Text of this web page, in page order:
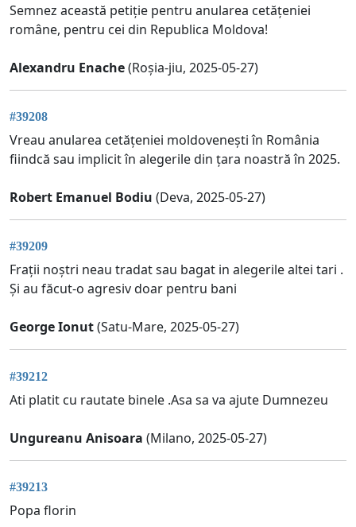
Semnez această petiție pentru anularea cetățeniei
române, pentru cei din Republica Moldova!
Alexandru Enache(Roșia-jiu, 2025-05-27)
#39208
Vreau anularea cetățeniei moldovenești în România
fiindcă sau implicit în alegerile din țara noastră în 2025.
Robert Emanuel Bodiu (Deva, 2025-05-27)
#39209
Frații noștri neau tradat sau bagat in alegerile altei tari .
Și au făcut-o agresiv doar pentru bani
George Ionut(Satu-Mare, 2025-05-27)
#39212
Ati platit cu rautate binele .Asa sa va ajute Dumnezeu
Ungureanu Anisoara (Milano, 2025-05-27)
#39213
Popa florin